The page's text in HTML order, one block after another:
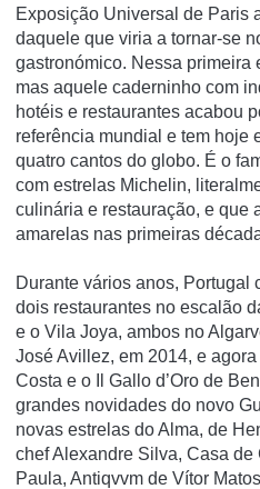
Exposição Universal de Paris
daquele que viria a tornar-se
gastronómico. Nessa primeira
mas aquele caderninho com
hotéis e restaurantes acabou
referência mundial e tem hoje
quatro cantos do globo. É o
com estrelas Michelin,
culinária e restauração, e que
amarelas nas primeiras
Durante vários anos, Portugal
dois restaurantes no escalão
e o Vila Joya, ambos no
José Avillez, em 2014, e
Costa e o Il Gallo d’Oro de
grandes novidades do novo
novas estrelas do Alma, de
chef Alexandre Silva, Casa
Paula, Antiqvvm de Vítor